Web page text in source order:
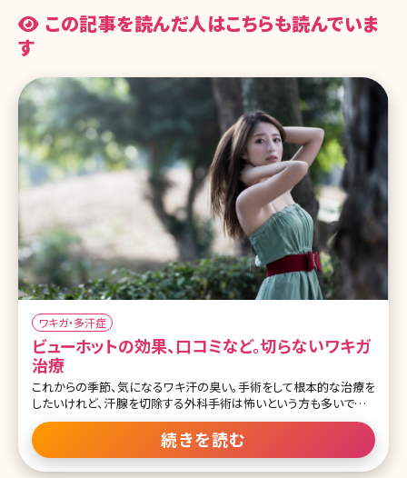
この記事を読んだ人はこちらも読んでいま
す
ワキガ・多汗症
ビューホットの効果、口コミなど。切らないワキガ
治療
これからの季節、気になるワキ汗の臭い。手術をして根本的な治療を
したいけれど、汗腺を切除する外科手術は怖いという方も多いですよ
ね。とはいえ、切らないワキガ手術は効果がないという声もよく聞きま
す。切らないワキガ治療の中で再発が少なく、治療効果が期待できる
と言われているのがビューホット。ビューホットとはどんな治療なの
でしょうか。 目次 1.ビューホットってどんな施術? 1-1.ビューホットと
続きを読む